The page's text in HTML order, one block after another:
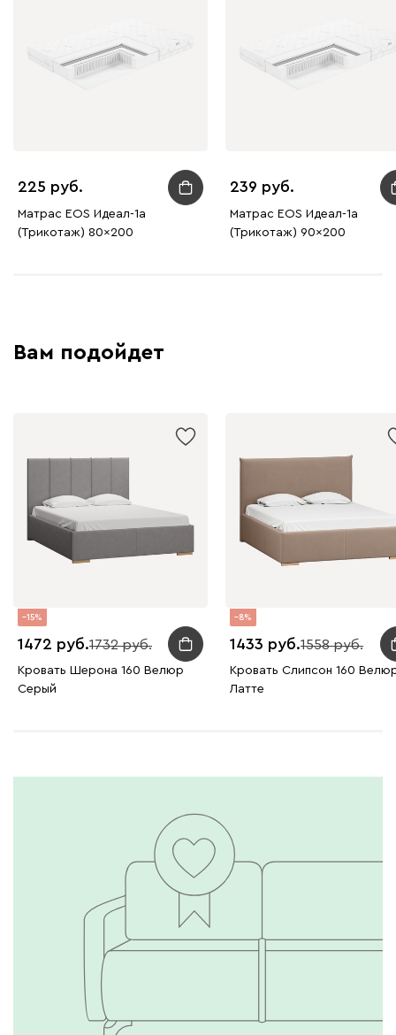
225
Матрас EOS Идеал-1а
(Трикотаж) 80x200
239
Матрас EOS Идеал-1а
(Трикотаж) 90x200
Вам подойдет
15
1472 1732
Кровать Шерона 160 Велюр
Серый
8
1433 1558
Кровать Слипсон 160
Латте